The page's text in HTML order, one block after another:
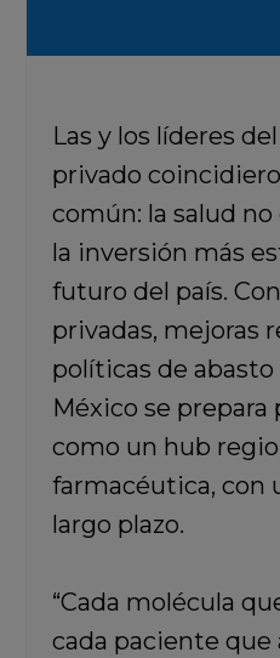
Las y los líderes
privado
común: la salud
la inversión más
futuro del país.
privadas, mejoras
políticas de
México se prepara
como un hub
farmacéutica, con
largo plazo.
“Cada molécula
cada paciente que